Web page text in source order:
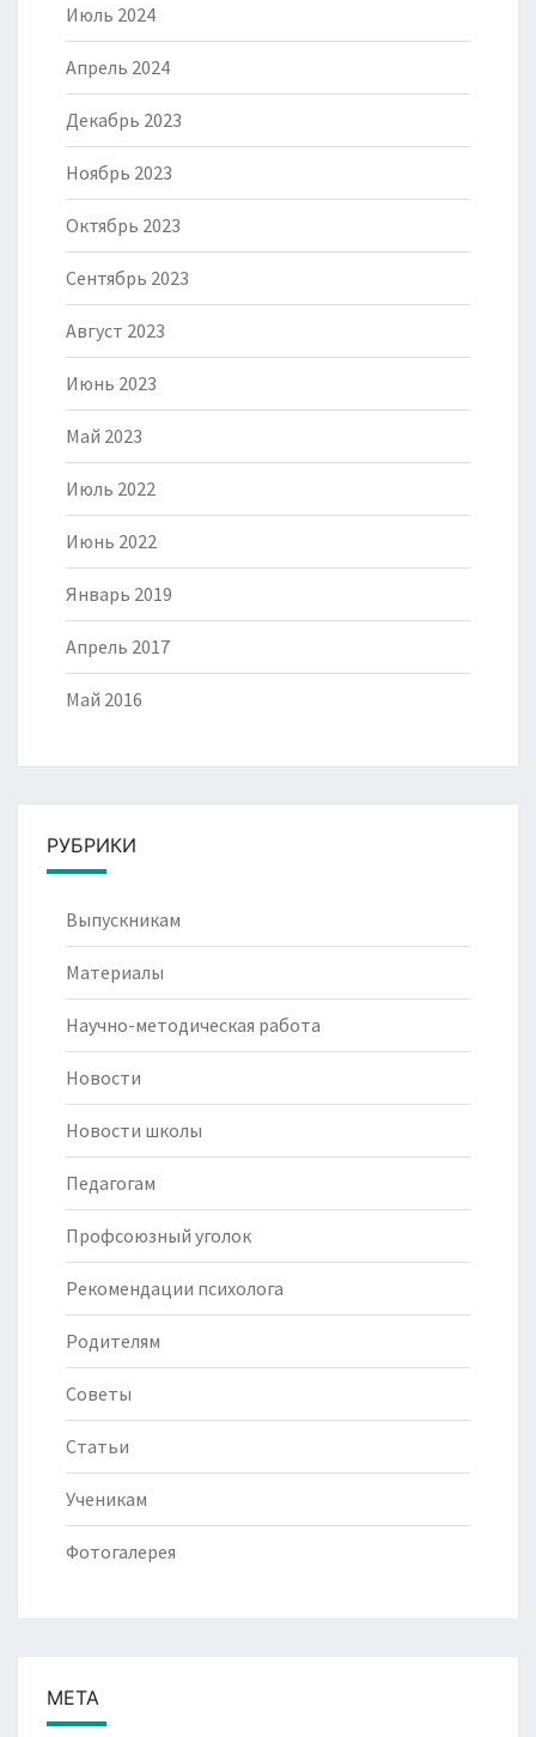
Июль 2024
Апрель 2024
Декабрь 2023
Ноябрь 2023
Октябрь 2023
Сентябрь 2023
Август 2023
Июнь 2023
Май 2023
Июль 2022
Июнь 2022
Январь 2019
Апрель 2017
Май 2016
РУБРИКИ
Выпускникам
Материалы
Научно-методическая работа
Новости
Новости школы
Педагогам
Профсоюзный уголок
Рекомендации психолога
Родителям
Советы
Статьи
Ученикам
Фотогалерея
МЕТА